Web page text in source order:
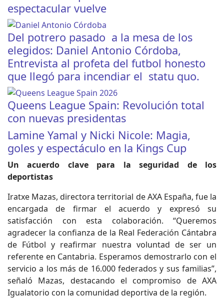
espectacular vuelve
Del potrero pasado a la mesa de los
elegidos: Daniel Antonio Córdoba,
Entrevista al profeta del futbol honesto
que llegó para incendiar el statu quo.
Queens League Spain: Revolución total
con nuevas presidentas
Lamine Yamal y Nicki Nicole: Magia,
goles y espectáculo en la Kings Cup
Un acuerdo clave para la seguridad de los
deportistas
Iratxe Mazas, directora territorial de AXA España, fue la
encargada de firmar el acuerdo y expresó su
satisfacción con esta colaboración. “Queremos
agradecer la confianza de la Real Federación Cántabra
de Fútbol y reafirmar nuestra voluntad de ser un
referente en Cantabria. Esperamos demostrarlo con el
servicio a los más de 16.000 federados y sus familias”,
señaló Mazas, destacando el compromiso de AXA
Igualatorio con la comunidad deportiva de la región.